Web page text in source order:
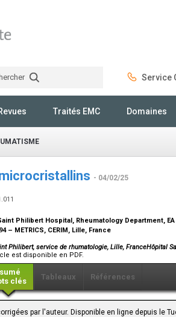
Service
Traités EMC Domaines
- 04/02/25
Philibert Hospital, Rheumatology Department, EA
– METRICS, CERIM, Lille, France
Philibert, service de rhumatologie, Lille, FranceHôpital
est disponible en PDF.
clés
Tableaux Références
par l'auteur. Disponible en ligne depuis le